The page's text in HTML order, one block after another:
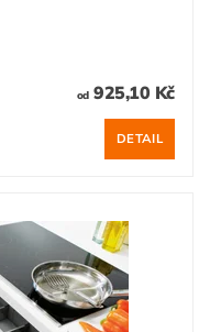
od925,10 Kč
DETAIL